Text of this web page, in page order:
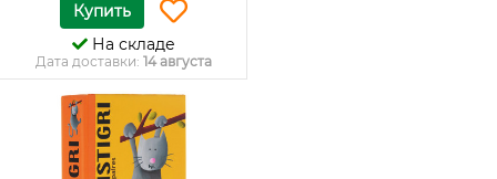
Купить
На складе
Дата доставки: 14 августа